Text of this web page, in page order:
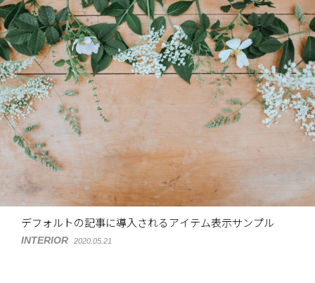
デフォルトの記事に導入されるアイテム表示サンプル
INTERIOR 2020.05.21